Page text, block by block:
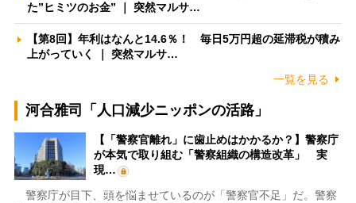
た”ヒミツのお金” ｜ 突然マルサ…
【第8回】年利はなんと14.6％！ 毎日5万円超の延滞税が積み
上がっていく ｜ 突然マルサ…
一覧を見る
河合雅司「人口減少ニッポンの活路」
【「警察官離れ」に歯止めはかかるか？】警察庁
が本気で取り組む「警察組織の構造改革」 実
現…
警察庁が目下、頭を悩ませているのが「警察官不足」だ。警察